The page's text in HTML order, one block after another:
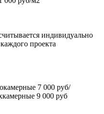
индивидуально
проекта
7 000 руб/
9 000 руб